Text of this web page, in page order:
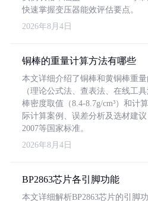
快速掌握变压器能效评估要点。
2026年8月4日
铜棒的重量计算方法有哪些
本文详细介绍了铜棒和黄铜棒重
（理论公式法、查表法、在线工
棒密度取值（8.4-8.7g/cm³）和计
际计算案例、误差分析及选材建
2007等国家标准。
2026年8月4日
BP2863芯片各引脚功能
本文详细解析BP2863芯片的引脚